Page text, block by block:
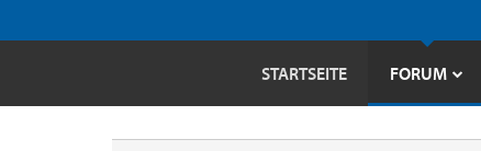
STARTSEITE FORUM